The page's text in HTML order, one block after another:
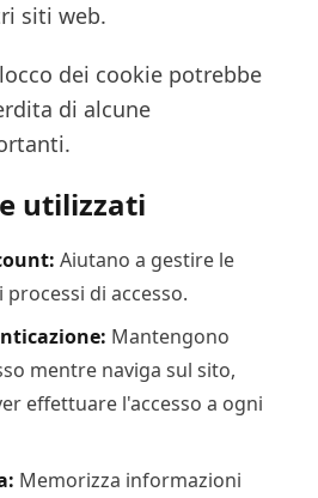
siti web.
dei cookie potrebbe
di alcune
utilizzati
Aiutano a gestire le
di accesso.
Mantengono
mentre naviga sul sito,
effettuare l'accesso a ogni
Memorizza informazioni